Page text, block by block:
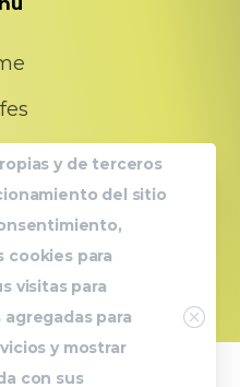
|Política de Privacitat
y de terceros
del sitio
cookies para
visitas para
para
y mostrar
con sus
Close